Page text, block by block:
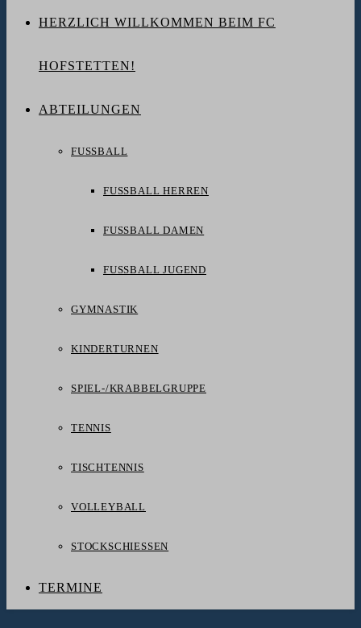
HERZLICH WILLKOMMEN BEIM FC
HOFSTETTEN!
ABTEILUNGEN
FUSSBALL
FUSSBALL HERREN
FUSSBALL DAMEN
FUSSBALL JUGEND
GYMNASTIK
KINDERTURNEN
SPIEL-/KRABBELGRUPPE
TENNIS
TISCHTENNIS
VOLLEYBALL
STOCKSCHIESSEN
TERMINE